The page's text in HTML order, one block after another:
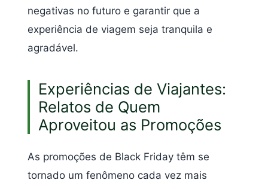
negativas no futuro e garantir que a
experiência de viagem seja tranquila e
agradável.
Experiências de Viajantes:
Relatos de Quem
Aproveitou as Promoções
As promoções de Black Friday têm se
tornado um fenômeno cada vez mais